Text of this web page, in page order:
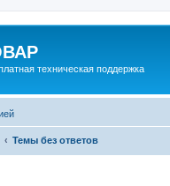
техническая поддержка
Темы без ответов